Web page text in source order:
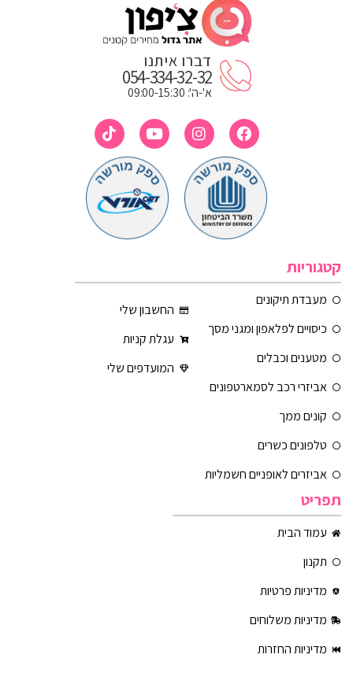
דברו איתנו
054-334-32-32
א'-ה': 09:00-15:30
קטגוריות
מעבדת תיקונים
כיסויים לפלאפון ומגני מסך
מטענים וכבלים
אביזרי רכב לסמארטפונים
קונים ממך
טלפונים כשרים
אביזרים לאופניים חשמליות
החשבון שלי
עגלת קניות
המועדפים שלי
תפריט
עמוד הבית
תקנון
מדיניות פרטיות
מדיניות משלוחים
מדיניות החזרות